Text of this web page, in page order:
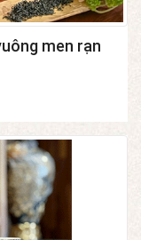
men rạn